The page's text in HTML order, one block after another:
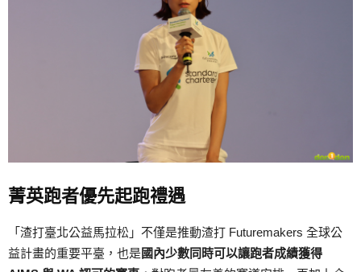
菁英跑者優先起跑禮遇
「渣打臺北公益馬拉松」不僅是推動渣打 Futuremakers 全球公
益計畫的重要平臺，也是國內少數同時可以讓跑者成績獲得